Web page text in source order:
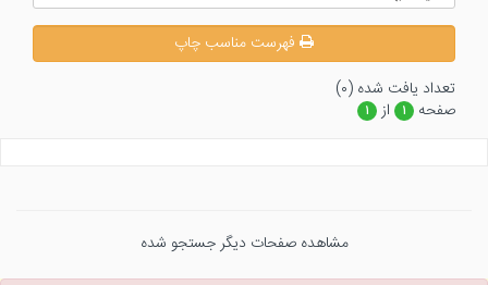
فهرست مناسب چاپ
تعداد يافت شده (۰)
صفحه
۱ از ۱
مشاهده صفحات دیگر جستجو شده